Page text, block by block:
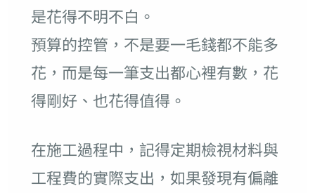
是花得不明不白。
預算的控管，不是要一毛錢都不能多
花，而是每一筆支出都心裡有數，花
得剛好、也花得值得。
在施工過程中，記得定期檢視材料與
工程費的實際支出，如果發現有偏離